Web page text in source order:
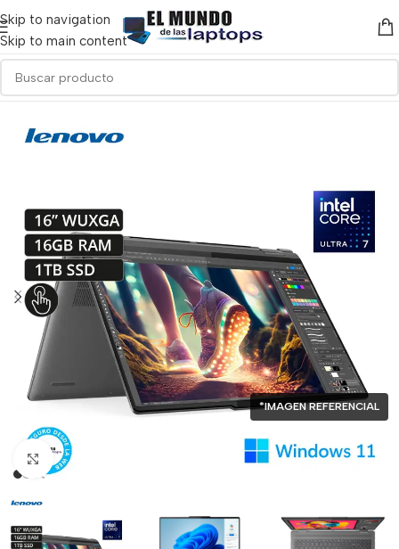
Skip to navigation
Skip to main content
Click para agrandar
*IMAGEN REFERENCIAL